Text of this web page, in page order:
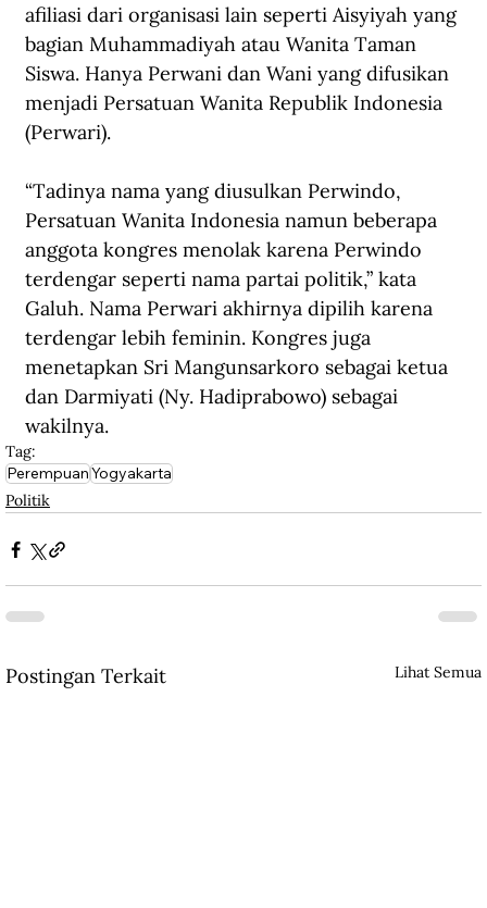
afiliasi dari organisasi lain seperti Aisyiyah yang
bagian Muhammadiyah atau Wanita Taman
Siswa. Hanya Perwani dan Wani yang difusikan
menjadi Persatuan Wanita Republik Indonesia
(Perwari).
“Tadinya nama yang diusulkan Perwindo,
Persatuan Wanita Indonesia namun beberapa
anggota kongres menolak karena Perwindo
terdengar seperti nama partai politik,” kata
Galuh. Nama Perwari akhirnya dipilih karena
terdengar lebih feminin. Kongres juga
menetapkan Sri Mangunsarkoro sebagai ketua
dan Darmiyati (Ny. Hadiprabowo) sebagai
wakilnya.
Tag:
PerempuanYogyakarta
Politik
Postingan Terkait Lihat Semua